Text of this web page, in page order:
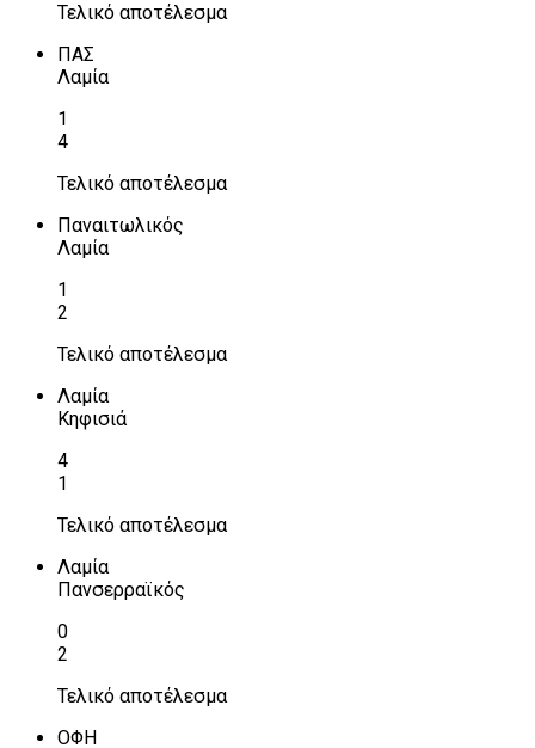
Τελικό αποτέλεσμα
ΠΑΣ
Λαμία
1
4
Τελικό αποτέλεσμα
Παναιτωλικός
Λαμία
1
2
Τελικό αποτέλεσμα
Λαμία
Κηφισιά
4
1
Τελικό αποτέλεσμα
Λαμία
Πανσερραϊκός
0
2
Τελικό αποτέλεσμα
ΟΦΗ